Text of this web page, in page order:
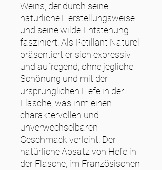
Weins, der durch seine
natürliche Herstellungsweise
und seine wilde Entstehung
fasziniert. Als Petillant Naturel
präsentiert er sich expressiv
und aufregend, ohne jegliche
Schönung und mit der
ursprünglichen Hefe in der
Flasche, was ihm einen
charaktervollen und
unverwechselbaren
Geschmack verleiht. Der
natürliche Absatz von Hefe in
der Flasche, im Französischen